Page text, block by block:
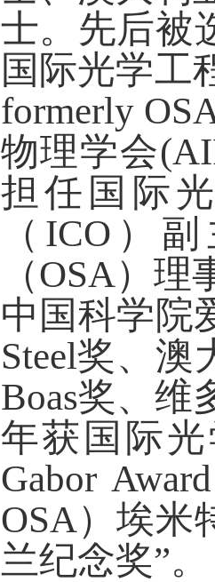
士。先后被
国际光学工
formerly
物理学会
担任国际
（ICO）
（OSA）
中国科学院
Steel奖、
Boas奖、维
年获国际
Gabor
OSA）埃米
兰纪念奖”。